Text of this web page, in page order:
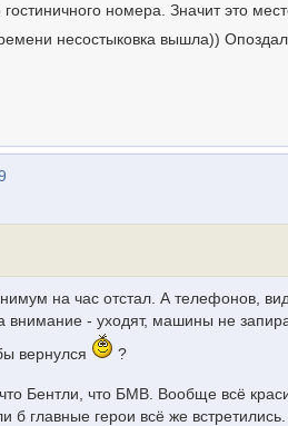
номера. Значит это
несостыковка вышла))
на час отстал. А телефонов,
внимание - уходят, машины не
вернулся
?
что Бентли, что БМВ. Вообще всё
б главные герои всё же